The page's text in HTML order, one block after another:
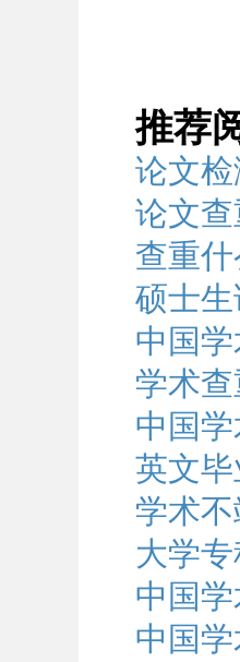
推荐
论文
论文
查重
硕士
中国
学术
中国
英文
学术
大学
中国
中国